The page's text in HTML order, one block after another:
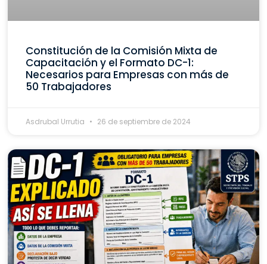
Constitución de la Comisión Mixta de
Capacitación y el Formato DC-1:
Necesarios para Empresas con más de
50 Trabajadores
Asdrubal Urrutia 26 de septiembre de 2024